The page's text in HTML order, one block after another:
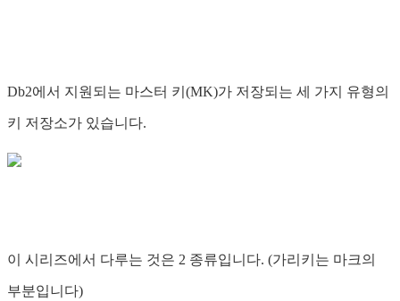
Db2에서 지원되는 마스터 키(MK)가 저장되는 세 가지 유형의
키 저장소가 있습니다.
이 시리즈에서 다루는 것은 2 종류입니다. (가리키는 마크의
부분입니다)